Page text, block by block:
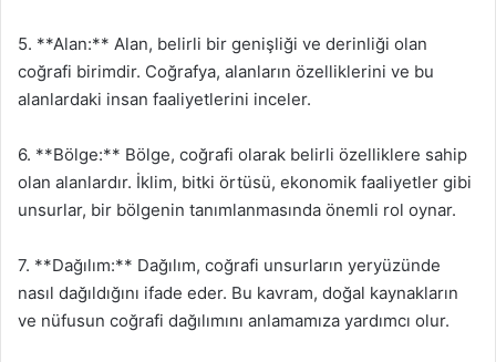
5. **Alan:** Alan, belirli bir genişliği ve derinliği olan
coğrafi birimdir. Coğrafya, alanların özelliklerini ve bu
alanlardaki insan faaliyetlerini inceler.
6. **Bölge:** Bölge, coğrafi olarak belirli özelliklere sahip
olan alanlardır. İklim, bitki örtüsü, ekonomik faaliyetler gibi
unsurlar, bir bölgenin tanımlanmasında önemli rol oynar.
7. **Dağılım:** Dağılım, coğrafi unsurların yeryüzünde
nasıl dağıldığını ifade eder. Bu kavram, doğal kaynakların
ve nüfusun coğrafi dağılımını anlamamıza yardımcı olur.